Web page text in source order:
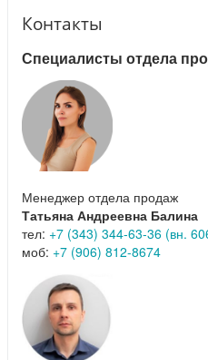
Контакты
Специалисты отдела
Менеджер отдела продаж
Татьяна Андреевна Балина
тел: +7 (343) 344-63-36 (вн.
моб: +7 (906) 812-8674